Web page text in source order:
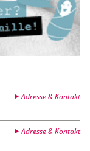
Adresse & Kontakt
Adresse & Kontakt